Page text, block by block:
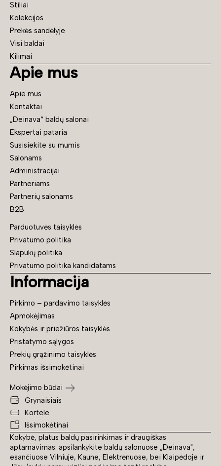
Kokybė, platus baldų pasirinkimas ir draugiškas
aptarnavimas: apsilankykite baldų salonuose „Deinava",
esančiuose Vilniuje, Kaune, Elektrėnuose, bei Klaipėdoje ir
Stiliai
Kolekcijos
Prekės sandėlyje
Visi baldai
Kilimai
Apie mus
Apie mus
Kontaktai
„Deinava“ baldų salonai
Ekspertai pataria
Susisiekite su mumis
Salonams
Administracijai
Partneriams
Partnerių salonams
B2B
Parduotuvės taisyklės
Privatumo politika
Slapukų politika
Privatumo politika kandidatams
Informacija
Pirkimo – pardavimo taisyklės
Apmokėjimas
Kokybės ir priežiūros taisyklės
Pristatymo sąlygos
Prekių grąžinimo taisyklės
Pirkimas išsimokėtinai
Mokėjimo būdai
Grynaisiais
Kortele
Išsimokėtinai